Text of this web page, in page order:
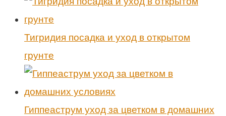
Тигридия посадка и уход в открытом
грунте
Гиппеаструм уход за цветком в домашних